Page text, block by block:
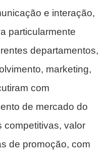
e interação,
particularmente
departamentos,
marketing,
com
de mercado do
competitivas, valor
de promoção, com